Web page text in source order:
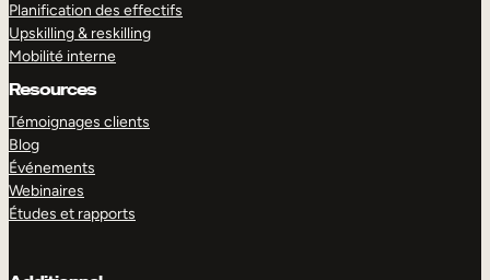
Planification des effectifs
Upskilling & reskilling
Mobilité interne
Resources
Témoignages clients
Blog
Événements
Webinaires
Études et rapports